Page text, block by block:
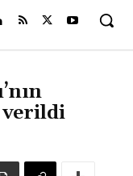
verildi